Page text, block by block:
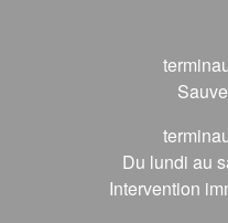
Du lundi au
Intervention